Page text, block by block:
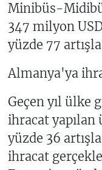
Minibüs-
347 milyon
yüzde 77
Almanya'ya
Geçen yıl ülke
ihracat
yüzde 36
ihracat